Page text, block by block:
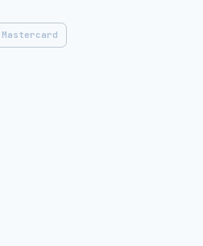
Mastercard